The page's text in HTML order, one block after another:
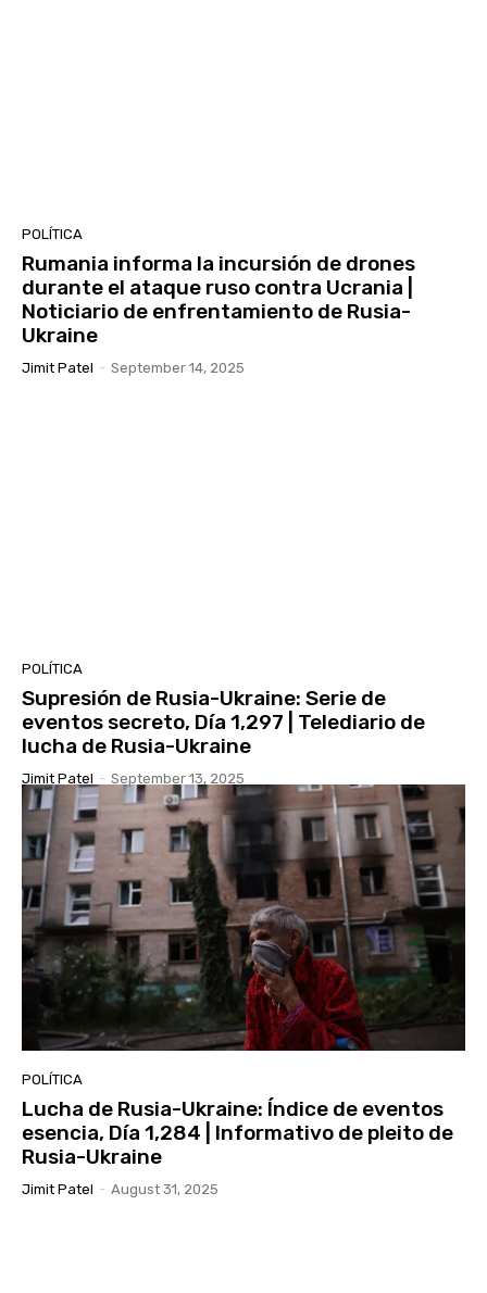
POLÍTICA
Rumania informa la incursión de drones
durante el ataque ruso contra Ucrania |
Noticiario de enfrentamiento de Rusia-
Ukraine
Jimit Patel - September 14, 2025
POLÍTICA
Supresión de Rusia-Ukraine: Serie de
eventos secreto, Día 1,297 | Telediario de
lucha de Rusia-Ukraine
Jimit Patel - September 13, 2025
POLÍTICA
Lucha de Rusia-Ukraine: Índice de eventos
esencia, Día 1,284 | Informativo de pleito de
Rusia-Ukraine
Jimit Patel - August 31, 2025